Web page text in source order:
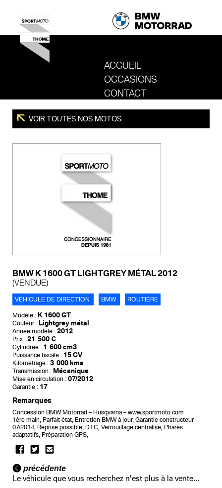
ACCUEIL
REVENIR AU SITE DE SPORT MOTO
OCCASIONS
CONTACT
VOIR TOUTES NOS MOTOS
BMW K 1600 GT LIGHTGREY MÉTAL 2012
(VENDUE)
VÉHICULE DE DIRECTION BMW ROUTIÈRE
Modèle : K 1600 GT
Couleur : Lightgrey métal
Année modèle : 2012
Prix : 21 500 €
Cylindrée : 1 600 cm3
Puissance fiscale : 15 CV
Kilométrage : 3 000 kms
Transmission : Mécanique
Mise en circulation : 07/2012
Garantie : 17
Remarques
Concession BMW Motorrad – Husqvarna – www.sportmoto.com
1ère main, Parfait état, Entretien BMW à jour, Garantie constructeur
07/2014, Reprise possible, DTC, Verrouillage centralisé, Phares
adaptatifs, Préparation GPS,
précédente
Le véhicule que vous recherchez n'est plus à la vente...